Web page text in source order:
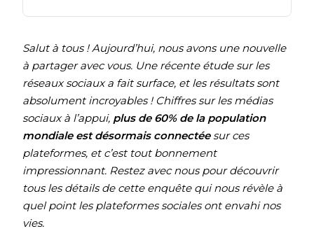
Salut à tous ! Aujourd’hui, nous avons une nouvelle
à partager avec vous. Une récente étude sur les
réseaux sociaux a fait surface, et les résultats sont
absolument incroyables ! Chiffres sur les médias
sociaux à l’appui, plus de 60% de la population
mondiale est désormais connectéesur ces
plateformes, et c’est tout bonnement
impressionnant. Restez avec nous pour découvrir
tous les détails de cette enquête qui nous révèle à
quel point les plateformes sociales ont envahi nos
vies.